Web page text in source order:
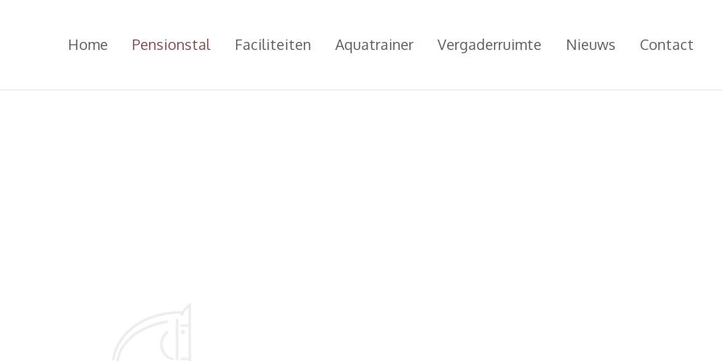
Home Pensionstal Faciliteiten Aquatrainer Vergaderruimte Nieuws Contact